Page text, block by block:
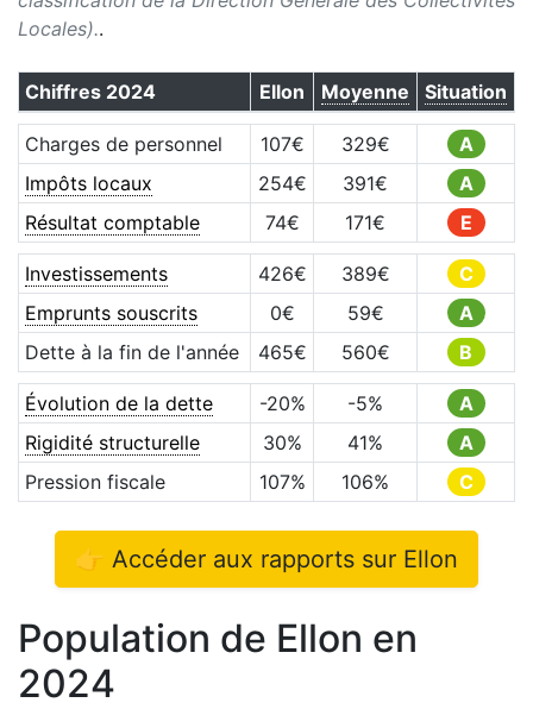
Locales)..
Chiffres 2024 Ellon Moyenne Situation
Charges de personnel 107€ 329€
A
Impôts locaux
254€ 391€
A
Résultat comptable
74€ 171€ E
Investissements 426€ 389€
C
Emprunts souscrits
0€ 59€
A
Dette à la fin de l'année
465€ 560€ B
Évolution de la dette -20% -5%
A
Rigidité structurelle
30% 41%
A
Pression fiscale
107% 106% C
👉 Accéder aux rapports sur Ellon
Population de Ellon en
2024